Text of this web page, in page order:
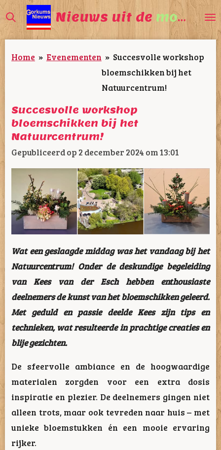
Ga
direct
naar
de
Nieuws uit de mooiste
Home » Evenementen » Succesvolle workshop
bloemschikken bij het
Natuurcentrum!
Succesvolle workshop
bloemschikken bij het
Natuurcentrum!
Gepubliceerd op 2 december 2024 om 13:01
Wat een geslaagde middag was het vandaag bij het
Natuurcentrum! Onder de deskundige begeleiding
van Kees van der Esch hebben enthousiaste
deelnemers de kunst van het bloemschikken geleerd.
Met geduld en passie deelde Kees zijn tips en
technieken, wat resulteerde in prachtige creaties en
blije gezichten.
De sfeervolle ambiance en de hoogwaardige
materialen zorgden voor een extra dosis
inspiratie en plezier. De deelnemers gingen niet
alleen trots, maar ook tevreden naar huis – met
unieke bloemstukken én een mooie ervaring
rijker.